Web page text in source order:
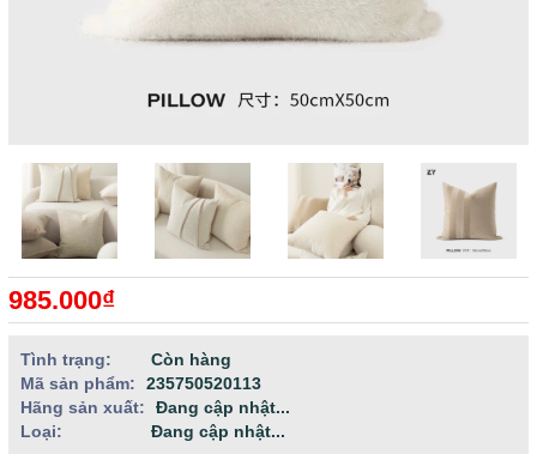
985.000₫
Tình trạng:
Còn hàng
Mã sản phẩm:
235750520113
Hãng sản xuất:
Đang cập nhật...
Loại:
Đang cập nhật...